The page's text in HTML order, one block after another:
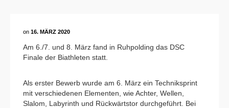
on 16. MÄRZ 2020
Am 6./7. und 8. März fand in Ruhpolding das DSC
Finale der Biathleten statt.
Als erster Bewerb wurde am 6. März ein Techniksprint
mit verschiedenen Elementen, wie Achter, Wellen,
Slalom, Labyrinth und Rückwärtstor durchgeführt. Bei